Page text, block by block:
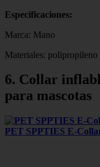
Especificaciones:
Marca: Mano
Materiales:
6. Collar
para mascotas
PET SPPTIES E-